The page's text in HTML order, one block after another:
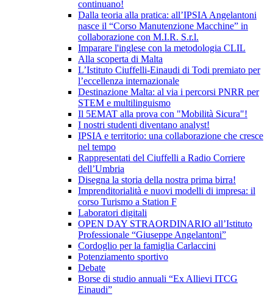
continuano!
Dalla teoria alla pratica: all’IPSIA Angelantoni
nasce il “Corso Manutenzione Macchine” in
collaborazione con M.I.R. S.r.l.
Imparare l'inglese con la metodologia CLIL
Alla scoperta di Malta
L’Istituto Ciuffelli-Einaudi di Todi premiato per
l’eccellenza internazionale
Destinazione Malta: al via i percorsi PNRR per
STEM e multilinguismo
Il 5EMAT alla prova con "Mobilità Sicura"!
I nostri studenti diventano analyst!
IPSIA e territorio: una collaborazione che cresce
nel tempo
Rappresentati del Ciuffelli a Radio Corriere
dell’Umbria
Disegna la storia della nostra prima birra!
Imprenditorialità e nuovi modelli di impresa: il
corso Turismo a Station F
Laboratori digitali
OPEN DAY STRAORDINARIO all’Istituto
Professionale “Giuseppe Angelantoni”
Cordoglio per la famiglia Carlaccini
Potenziamento sportivo
Debate
Borse di studio annuali “Ex Allievi ITCG
Einaudi”